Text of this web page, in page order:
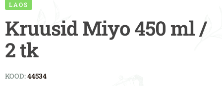
LAOS
Kruusid Miyo 450 ml /
2 tk
KOOD:44534